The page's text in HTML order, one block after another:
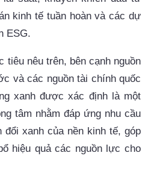
kinh tế tuần hoàn và các dự
ESG.
tiêu nêu trên, bên cạnh nguồn
và các nguồn tài chính quốc
xanh được xác định là một
tâm nhằm đáp ứng nhu cầu
đổi xanh của nền kinh tế, góp
hiệu quả các nguồn lực cho